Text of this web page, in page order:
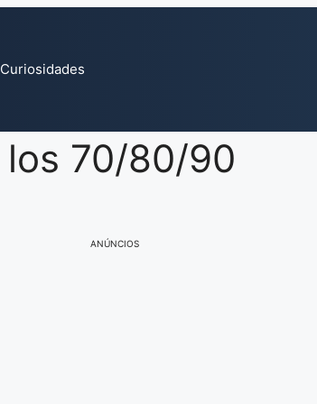
Curiosidades
70/80/90
ANÚNCIOS